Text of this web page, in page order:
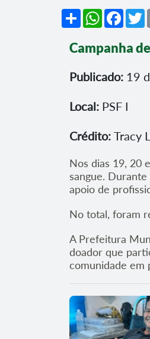
Share
Campanha
Publicado: 19
Local: PSF I
Crédito: Tracy
Nos dias 19, 20
sangue.
apoio de
No total, foram
A Prefeitura
doador que
comunidade em